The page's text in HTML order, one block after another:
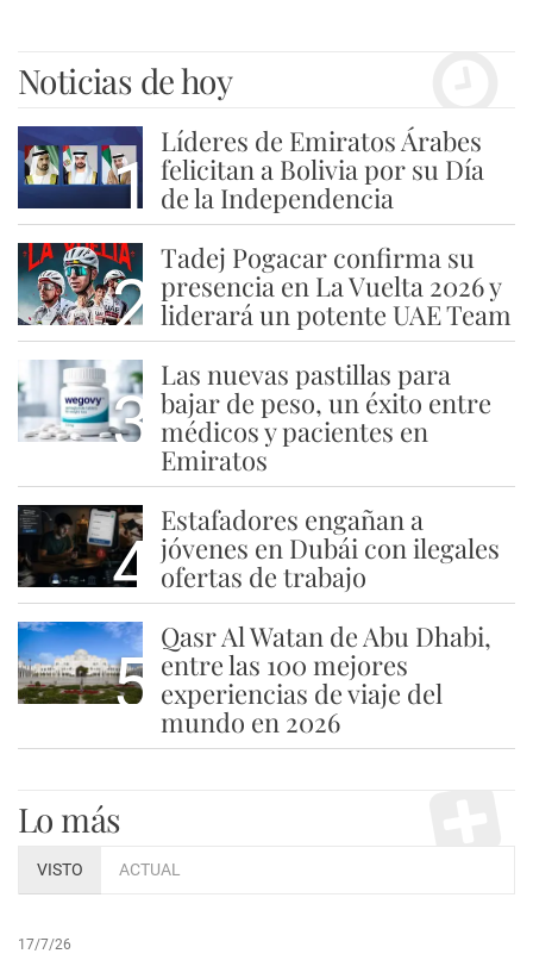
Noticias de hoy
1
Líderes de Emiratos Árabes
felicitan a Bolivia por su Día
de la Independencia
2
Tadej Pogacar confirma su
presencia en La Vuelta 2026 y
liderará un potente UAE Team
3
Las nuevas pastillas para
bajar de peso, un éxito entre
médicos y pacientes en
Emiratos
4
Estafadores engañan a
jóvenes en Dubái con ilegales
ofertas de trabajo
5
Qasr Al Watan de Abu Dhabi,
entre las 100 mejores
experiencias de viaje del
mundo en 2026
Lo más
VISTO ACTUAL
17/7/26